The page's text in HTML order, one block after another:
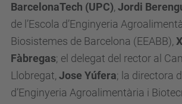
BarcelonaTech (UPC), Jordi
de l’Escola d’Enginyeria
Biosistemes de Barcelona (EEABB),
Fàbregas; el delegat del rector al
Llobregat, Jose Yúfera; la directora
d’Enginyeria Agroalimentària i